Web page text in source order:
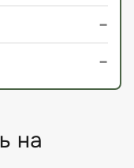
-
-
на